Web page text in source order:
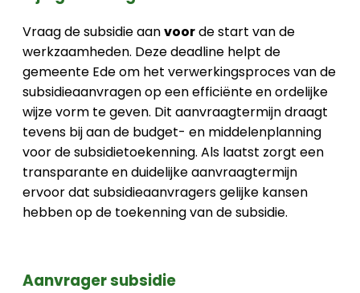
Vraag de subsidie aanvoorde start van de
werkzaamheden. Deze deadline helpt de
gemeente Ede om het verwerkingsproces van de
subsidieaanvragen op een efficiënte en ordelijke
wijze vorm te geven. Dit aanvraagtermijn draagt
tevens bij aan de budget- en middelenplanning
voor de subsidietoekenning. Als laatst zorgt een
transparante en duidelijke aanvraagtermijn
ervoor dat subsidieaanvragers gelijke kansen
hebben op de toekenning van de subsidie.
Aanvrager subsidie